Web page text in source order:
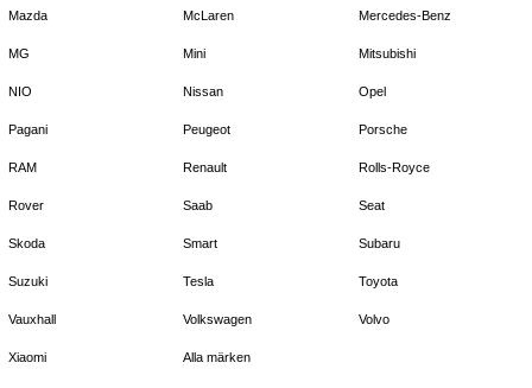
Mazda McLaren Mercedes-Benz
MG Mini Mitsubishi
NIO Nissan Opel
Pagani Peugeot Porsche
RAM Renault Rolls-Royce
Rover Saab Seat
Skoda Smart Subaru
Suzuki Tesla Toyota
Vauxhall Volkswagen Volvo
Xiaomi Alla märken